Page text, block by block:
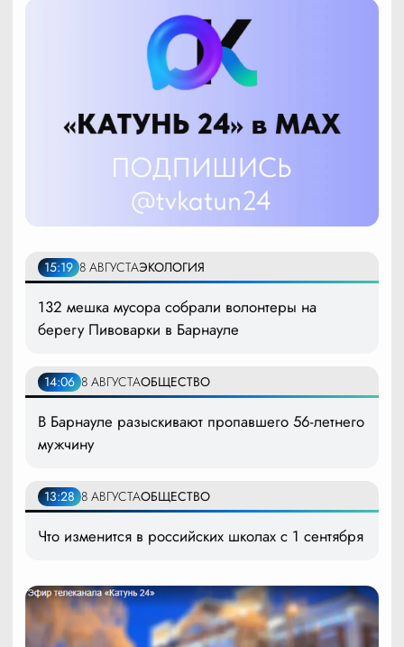
15:19 8 АВГУСТАЭКОЛОГИЯ
132 мешка мусора собрали волонтеры на
берегу Пивоварки в Барнауле
14:06 8 АВГУСТАОБЩЕСТВО
В Барнауле разыскивают пропавшего 56-летнего
мужчину
13:28 8 АВГУСТАОБЩЕСТВО
Что изменится в российских школах с 1 сентября